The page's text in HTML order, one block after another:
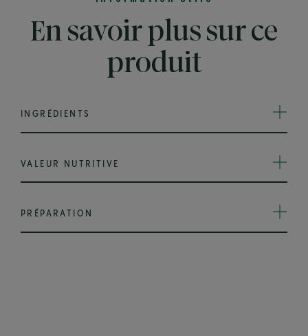
En savoir plus sur ce
produit
INGRÉDIENTS
VALEUR NUTRITIVE
PRÉPARATION